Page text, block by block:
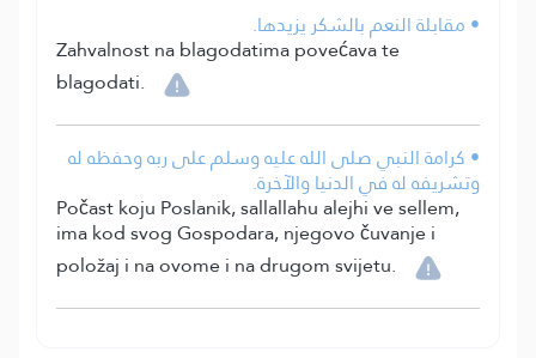
• مقابلة النعم بالشكر يزيدها.
Zahvalnost na blagodatima povećava te
blagodati.
• كرامة النبي صلى الله عليه وسلم على ربه وحفظه له
وتشريفه له في الدنيا والآخرة.
Počast koju Poslanik, sallallahu alejhi ve sellem,
ima kod svog Gospodara, njegovo čuvanje i
položaj i na ovome i na drugom svijetu.